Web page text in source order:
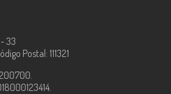
33
Postal: 111321